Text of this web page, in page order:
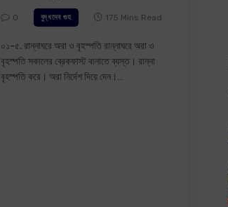
0 বুদ্ধদেব গুহ 175 Mins Read
০১-৫. রান্নাঘরে অরা ও বৃহস্পতি রান্নাঘরে অরা ও
বৃহস্পতি সকালের ব্রেকফাস্ট বানাতে ব্যস্ত। রান্না
বৃহস্পতি করে। অরা নির্দেশ দিয়ে দেন।…